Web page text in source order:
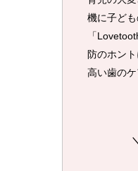
機に子ど
「
防のホン
高い歯のケ